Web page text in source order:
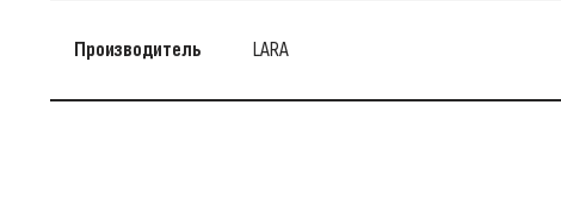
Производитель LARA